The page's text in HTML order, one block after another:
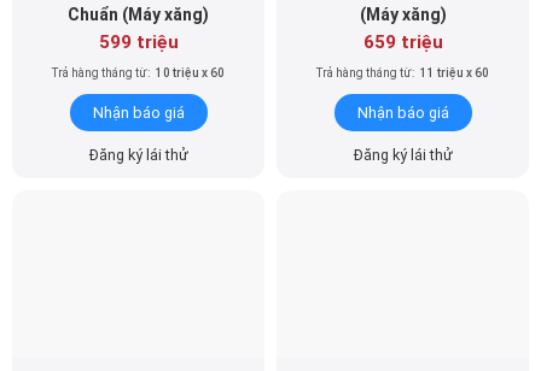
Chuẩn (Máy xăng)
599 triệu
Trả hàng tháng từ: 10 triệu x 60
Nhận báo giá
Đăng ký lái thử
(Máy xăng)
659 triệu
Trả hàng tháng từ: 11 triệu x 60
Nhận báo giá
Đăng ký lái thử